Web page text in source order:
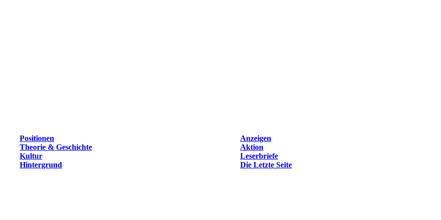
Positionen
Anzeigen
Theorie & Geschichte
Aktion
Kultur
Leserbriefe
Hintergrund Die Letzte Seite